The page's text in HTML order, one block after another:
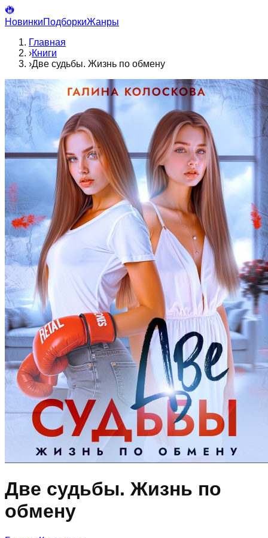
НовинкиПодборкиЖанры
Главная
›Книги
›Две судьбы. Жизнь по обмену
Две судьбы. Жизнь по
обмену